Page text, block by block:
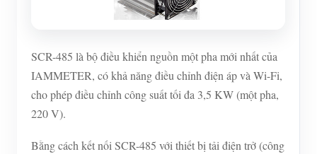
SCR-485 là bộ điều khiển nguồn một pha mới nhất của
IAMMETER, có khả năng điều chỉnh điện áp và Wi-Fi,
cho phép điều chỉnh công suất tối đa 3,5 KW (một pha,
220 V).
Bằng cách kết nối SCR-485 với thiết bị tải điện trở (công